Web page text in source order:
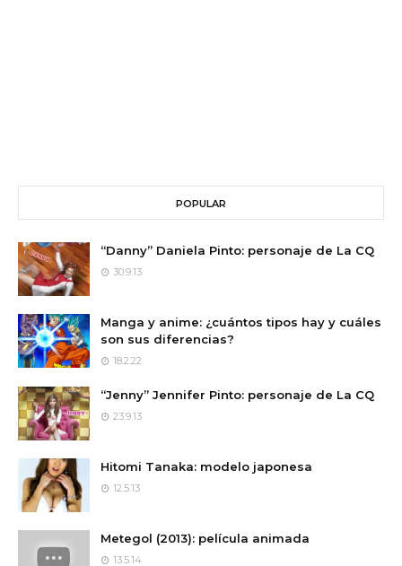
POPULAR
“Danny” Daniela Pinto: personaje de La CQ
30.9.13
Manga y anime: ¿cuántos tipos hay y cuáles
son sus diferencias?
18.2.22
“Jenny” Jennifer Pinto: personaje de La CQ
23.9.13
Hitomi Tanaka: modelo japonesa
12.5.13
Metegol (2013): película animada
13.5.14